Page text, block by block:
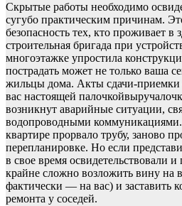
Скрытые работы необходимо
сугубо практическим причинам.
безопасность тех, кто проживает
строительная бригада при
многоэтажке упростила
пострадать может не только ваша
жильцы дома. Акты сдачи-приемки
вас настоящей
возникнут аварийные ситуации,
водопроводными коммуникациями.
квартире прорвало трубу, заново
перепланировке. Но если
в свое время освидетельствовали
крайне сложно возложить вину на
фактически — на вас) и заставить
ремонта у соседей.